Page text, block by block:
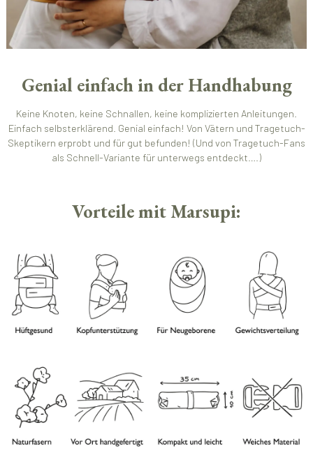
Genial einfach in der Handhabung
Keine Knoten, keine Schnallen, keine komplizierten Anleitungen.
Einfach selbsterklärend. Genial einfach! Von Vätern und Tragetuch-
Skeptikern erprobt und für gut befunden! (Und von Tragetuch-Fans
als Schnell-Variante für unterwegs entdeckt….)
Vorteile mit Marsupi: